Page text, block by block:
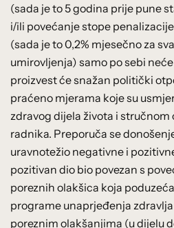
(sada je to 5 godina prije pune
i/ili povećanje stope
(sada je to 0,2% mjesečno za
umirovljenja) samo po sebi
proizvest će snažan politički
praćeno mjerama koje su
zdravog dijela života i
radnika. Preporuča se
uravnotežio negativne i
pozitivan dio bio povezan s
poreznih olakšica koja
programe unaprjeđenja
poreznim olakšanjima (u dijelu